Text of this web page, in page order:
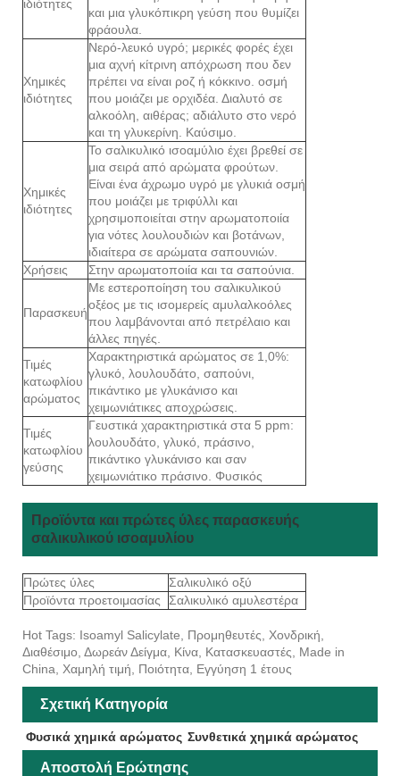
ιδιότητες
και μια γλυκόπικρη γεύση που θυμίζει
φράουλα.
Χημικές
ιδιότητες
Νερό-λευκό υγρό; μερικές φορές έχει
μια αχνή κίτρινη απόχρωση που δεν
πρέπει να είναι ροζ ή κόκκινο. οσμή
που μοιάζει με ορχιδέα. Διαλυτό σε
αλκοόλη, αιθέρας; αδιάλυτο στο νερό
και τη γλυκερίνη. Καύσιμο.
Χημικές
ιδιότητες
Το σαλικυλικό ισοαμύλιο έχει βρεθεί σε
μια σειρά από αρώματα φρούτων.
Είναι ένα άχρωμο υγρό με γλυκιά οσμή
που μοιάζει με τριφύλλι και
χρησιμοποιείται στην αρωματοποιία
για νότες λουλουδιών και βοτάνων,
ιδιαίτερα σε αρώματα σαπουνιών.
Χρήσεις
Στην αρωματοποιία και τα σαπούνια.
Παρασκευή
Με εστεροποίηση του σαλικυλικού
οξέος με τις ισομερείς αμυλαλκοόλες
που λαμβάνονται από πετρέλαιο και
άλλες πηγές.
Τιμές
κατωφλίου
αρώματος
Χαρακτηριστικά αρώματος σε 1,0%:
γλυκό, λουλουδάτο, σαπούνι,
πικάντικο με γλυκάνισο και
χειμωνιάτικες αποχρώσεις.
Τιμές
κατωφλίου
γεύσης
Γευστικά χαρακτηριστικά στα 5 ppm:
λουλουδάτο, γλυκό, πράσινο,
πικάντικο γλυκάνισο και σαν
χειμωνιάτικο πράσινο. Φυσικός
Προϊόντα και πρώτες ύλες παρασκευής
σαλικυλικού ισοαμυλίου
Πρώτες ύλες
Σαλικυλικό οξύ
Προϊόντα προετοιμασίας
Σαλικυλικό αμυλεστέρα
Hot Tags: Isoamyl Salicylate, Προμηθευτές, Χονδρική,
Διαθέσιμο, Δωρεάν Δείγμα, Κίνα, Κατασκευαστές, Made in
China, Χαμηλή τιμή, Ποιότητα, Εγγύηση 1 έτους
Σχετική Κατηγορία
Φυσικά χημικά αρώματος Συνθετικά χημικά αρώματος
Αποστολή Ερώτησης